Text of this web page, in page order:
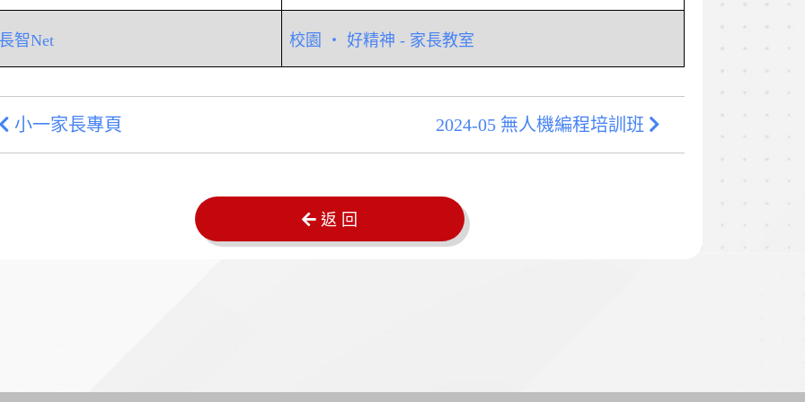
智Net 校園 ‧ 好精神 - 家長教室
小一家長專頁 2024-05 無人機編程培訓班
返 回